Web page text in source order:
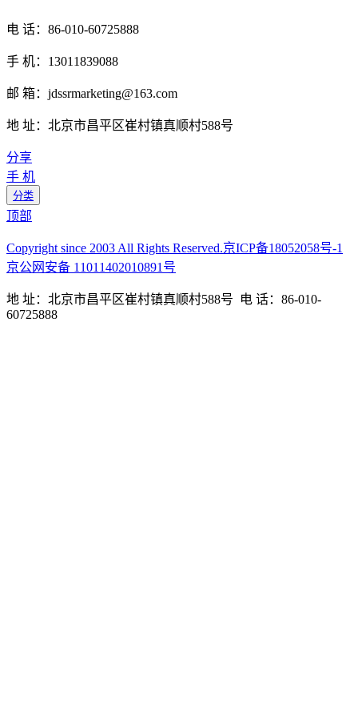
电 话：86-010-60725888
手 机：13011839088
邮 箱：jdssrmarketing@163.com
地 址：北京市昌平区崔村镇真顺村588号
分享
手 机
分类
顶部
Copyright since 2003 All Rights Reserved.京ICP备18052058号-1
京公网安备 11011402010891号
地 址：北京市昌平区崔村镇真顺村588号 电 话：86-010-
60725888